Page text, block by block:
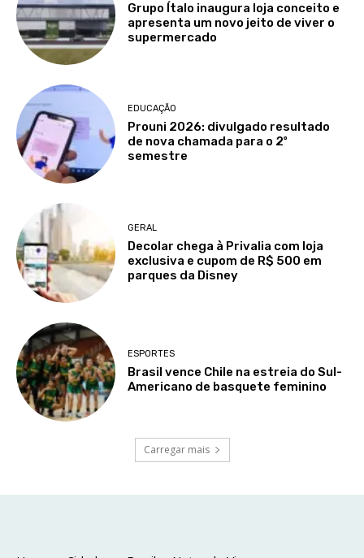
Grupo Ítalo inaugura loja conceito e
apresenta um novo jeito de viver o
supermercado
EDUCAÇÃO
Prouni 2026: divulgado resultado
de nova chamada para o 2º
semestre
GERAL
Decolar chega à Privalia com loja
exclusiva e cupom de R$ 500 em
parques da Disney
ESPORTES
Brasil vence Chile na estreia do Sul-
Americano de basquete feminino
Carregar mais